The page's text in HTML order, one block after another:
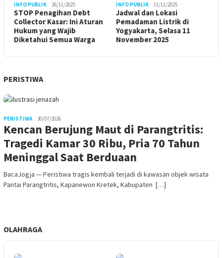
INFO PUBLIK 26/11/2025
STOP Penagihan Debt
Collector Kasar: Ini Aturan
Hukum yang Wajib
Diketahui Semua Warga
INFO PUBLIK 11/11/2025
Jadwal dan Lokasi
Pemadaman Listrik di
Yogyakarta, Selasa 11
November 2025
PERISTIWA
PERISTIWA 30/07/2026
Kencan Berujung Maut di Parangtritis:
Tragedi Kamar 30 Ribu, Pria 70 Tahun
Meninggal Saat Berduaan
BacaJogja — Peristiwa tragis kembali terjadi di kawasan objek wisata
Pantai Parangtritis, Kapanewon Kretek, Kabupaten […]
OLAHRAGA